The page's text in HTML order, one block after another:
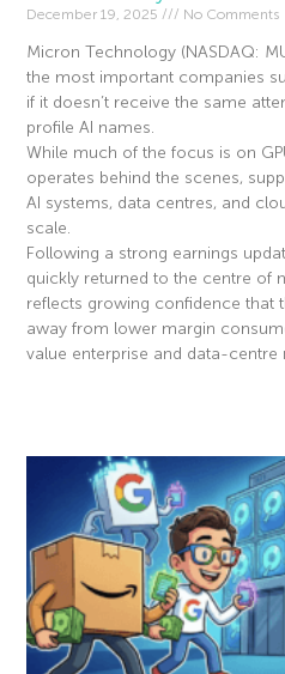
December 19, 2025 No Comments
Micron Technology (NASDAQ:
the most important companies
if it doesn’t receive the same
profile AI names.
While much of the focus is on
operates behind the scenes,
AI systems, data centres, and
scale.
Following a strong earnings
quickly returned to the centre of
reflects growing confidence that
away from lower margin
value enterprise and data-